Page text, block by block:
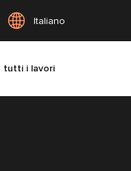
Italiano
tutti i lavori